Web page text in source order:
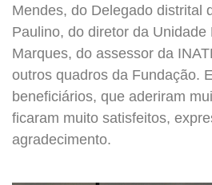
Mendes, do Delegado distrital
Paulino, do diretor da
Marques, do assessor da
outros quadros da Fundação.
beneficiários, que aderiram
ficaram muito satisfeitos,
agradecimento.